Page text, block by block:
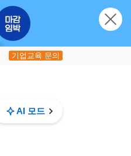
기업교육 문의
AI 모드